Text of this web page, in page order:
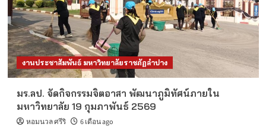
งานประชาสัมพันธ์ มหาวิทยาลัยราชภัฏลำปาง
มร.ลป. จัดกิจกรรมจิตอาสา พัฒนาภูมิทัศน์ภายใน
มหาวิทยาลัย 19 กุมภาพันธ์ 2569
หอมนวล ศรีริ 6 เดือน ago